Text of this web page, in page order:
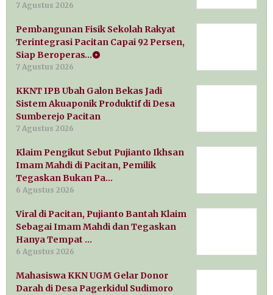
7 Agustus 2026
Pembangunan Fisik Sekolah Rakyat
Terintegrasi Pacitan Capai 92 Persen,
Siap Beroperas…
7 Agustus 2026
KKNT IPB Ubah Galon Bekas Jadi
Sistem Akuaponik Produktif di Desa
Sumberejo Pacitan
7 Agustus 2026
Klaim Pengikut Sebut Pujianto Ikhsan
Imam Mahdi di Pacitan, Pemilik
Tegaskan Bukan Pa…
6 Agustus 2026
Viral di Pacitan, Pujianto Bantah Klaim
Sebagai Imam Mahdi dan Tegaskan
Hanya Tempat …
6 Agustus 2026
Mahasiswa KKN UGM Gelar Donor
Darah di Desa Pagerkidul Sudimoro